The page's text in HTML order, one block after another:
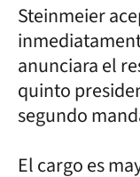
Steinmeier
anunciara el
quinto
segundo
El cargo es